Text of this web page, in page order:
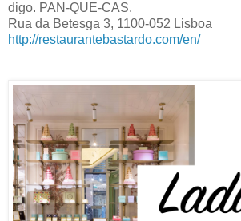
digo. PAN-QUE-CAS.
Rua da Betesga 3, 1100-052 Lisboa
http://restaurantebastardo.com/en/